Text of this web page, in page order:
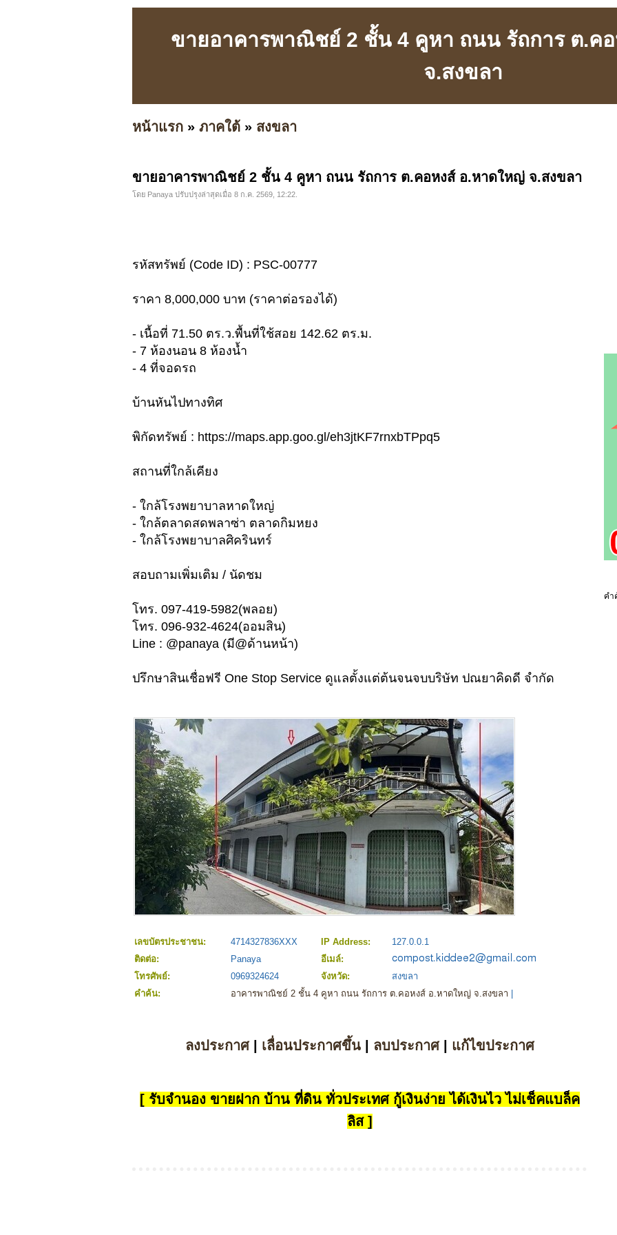
ขายอาคารพาณิชย์ 2 ชั้น 4 คูหา ถนน รัถการ ต.ค
จ.สงขลา
หน้าแรก » ภาคใต้ » สงขลา
ขายอาคารพาณิชย์ 2 ชั้น 4 คูหา ถนน รัถการ ต.คอหงส์ อ.หาดใหญ่ จ.สงขลา
โดย Panaya ปรับปรุงล่าสุดเมื่อ 8 ก.ค. 2569, 12:22.
รหัสทรัพย์ (Code ID) : PSC-00777
ราคา 8,000,000 บาท (ราคาต่อรองได้)
- เนื้อที่ 71.50 ตร.ว.พื้นที่ใช้สอย 142.62 ตร.ม.
- 7 ห้องนอน 8 ห้องน้ำ
- 4 ที่จอดรถ
บ้านหันไปทางทิศ
พิกัดทรัพย์ : https://maps.app.goo.gl/eh3jtKF7rnxbTPpq5
สถานที่ใกล้เคียง
- ใกล้โรงพยาบาลหาดใหญ่
- ใกล้ตลาดสดพลาซ่า ตลาดกิมหยง
- ใกล้โรงพยาบาลศิครินทร์
สอบถามเพิ่มเติม / นัดชม
โทร. 097-419-5982(พลอย)
โทร. 096-932-4624(ออมสิน)
Line : @panaya (มี@ด้านหน้า)
ปรึกษาสินเชื่อฟรี One Stop Service ดูแลตั้งแต่ต้นจนจบบริษัท ปณยาคิดดี จำกัด
เลขบัตรประชาชน: 4714327836XXX IP Address:
127.0.0.1
ติดต่อ:
Panaya
อีเมล์:
โทรศัพย์:
0969324624 จังหวัด:
สงขลา
คำค้น:
อาคารพาณิชย์ 2 ชั้น 4 คูหา ถนน รัถการ ต.คอหงส์ อ.หาดใหญ่ จ.สงขลา
ลงประกาศ| เลื่อนประกาศขึ้น| ลบประกาศ| แก้ไขประกาศ
[ รับจำนอง ขายฝาก บ้าน ที่ดิน ทั่วประเทศ กู้เงินง่าย ได้เงินไว ไม่เช็คแบล็ค
ลิส ]
คำ